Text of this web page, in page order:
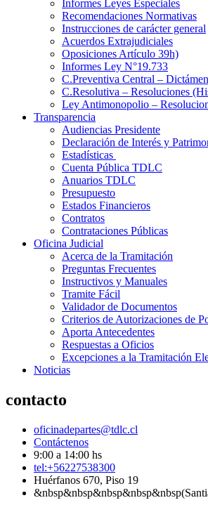
Informes Leyes Especiales
Recomendaciones Normativas
Instrucciones de carácter general
Acuerdos Extrajudiciales
Oposiciones Artículo 39h)
Informes Ley N°19.733
C.Preventiva Central –
C.Resolutiva – Resoluciones
Ley Antimonopolio –
Transparencia
Audiencias Presidente
Declaración de Interés y
Estadísticas
Cuenta Pública TDLC
Anuarios TDLC
Presupuesto
Estados Financieros
Contratos
Contrataciones Públicas
Oficina Judicial
Acerca de la Tramitación
Preguntas Frecuentes
Instructivos y Manuales
Tramite Fácil
Validador de Documentos
Criterios de Autorizaciones de
Aporta Antecedentes
Respuestas a Oficios
Excepciones a la Tramitación
Noticias
contacto
oficinadepartes@tdlc.cl
Contáctenos
9:00 a 14:00 hs
tel:+56227538300
Huérfanos 670, Piso 19